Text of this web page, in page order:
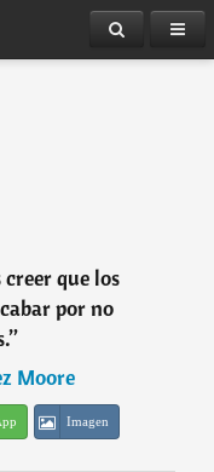
que los
por no
”
Moore
Imagen